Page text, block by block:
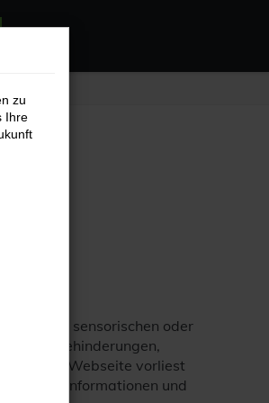
sensorischen oder
Sehbehinderungen,
einer Webseite vorliest
zu Informationen und
zu
Ihre